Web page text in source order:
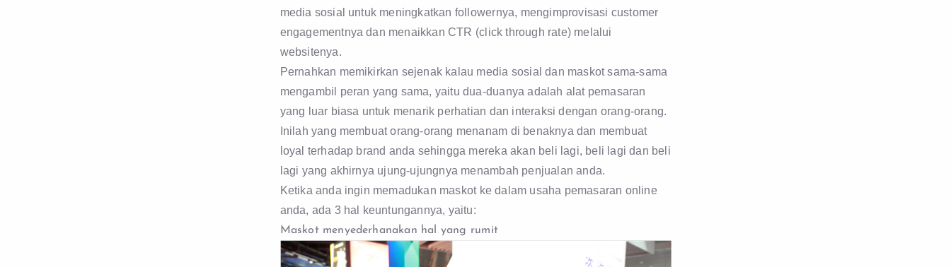
media sosial untuk meningkatkan followernya, mengimprovisasi customer
engagementnya dan menaikkan CTR (click through rate) melalui
websitenya.
Pernahkan memikirkan sejenak kalau media sosial dan maskot sama-sama
mengambil peran yang sama, yaitu dua-duanya adalah alat pemasaran
yang luar biasa untuk menarik perhatian dan interaksi dengan orang-orang.
Inilah yang membuat orang-orang menanam di benaknya dan membuat
loyal terhadap brand anda sehingga mereka akan beli lagi, beli lagi dan beli
lagi yang akhirnya ujung-ujungnya menambah penjualan anda.
Ketika anda ingin memadukan maskot ke dalam usaha pemasaran online
anda, ada 3 hal keuntungannya, yaitu:
Maskot menyederhanakan hal yang rumit